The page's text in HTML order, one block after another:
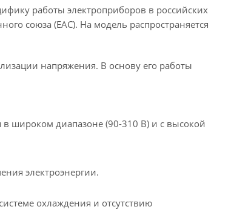
работы электроприборов в российских
союза (EAC). На модель распространяется
напряжения. В основу его работы
широком диапазоне (90-310 В) и с высокой
электроэнергии.
охлаждения и отсутствию